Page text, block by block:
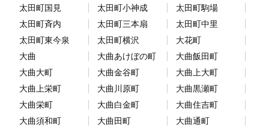
太田町国見
太田町小神成
太田町駒場
太田町斉内
太田町三本扇
太田町中里
太田町東今泉
太田町横沢
大花町
大曲
大曲あけぼの町
大曲飯田町
大曲大町
大曲金谷町
大曲上大町
大曲上栄町
大曲川原町
大曲黒瀬町
大曲栄町
大曲白金町
大曲住吉町
大曲須和町
大曲田町
大曲通町